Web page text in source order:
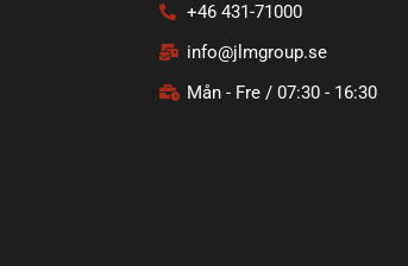
+46 431-71000
info@jlmgroup.se
Mån - Fre / 07:30 - 16:30